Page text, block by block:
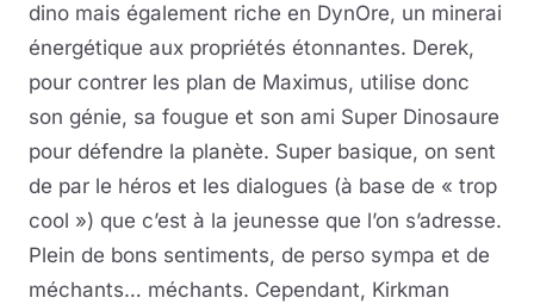
dino mais également riche en DynOre, un minerai
énergétique aux propriétés étonnantes. Derek,
pour contrer les plan de Maximus, utilise donc
son génie, sa fougue et son ami Super Dinosaure
pour défendre la planète. Super basique, on sent
de par le héros et les dialogues (à base de « trop
cool ») que c’est à la jeunesse que l’on s’adresse.
Plein de bons sentiments, de perso sympa et de
méchants… méchants. Cependant, Kirkman